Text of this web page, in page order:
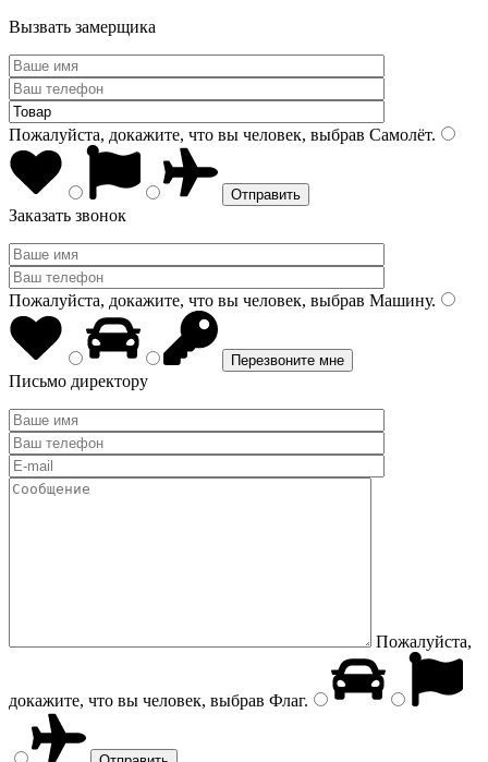
Вызвать замерщика
Пожалуйста, докажите, что вы человек, выбрав Самолёт.
Заказать звонок
Пожалуйста, докажите, что вы человек, выбрав Машину.
Письмо директору
Пожалуйста,
докажите, что вы человек, выбрав Флаг.